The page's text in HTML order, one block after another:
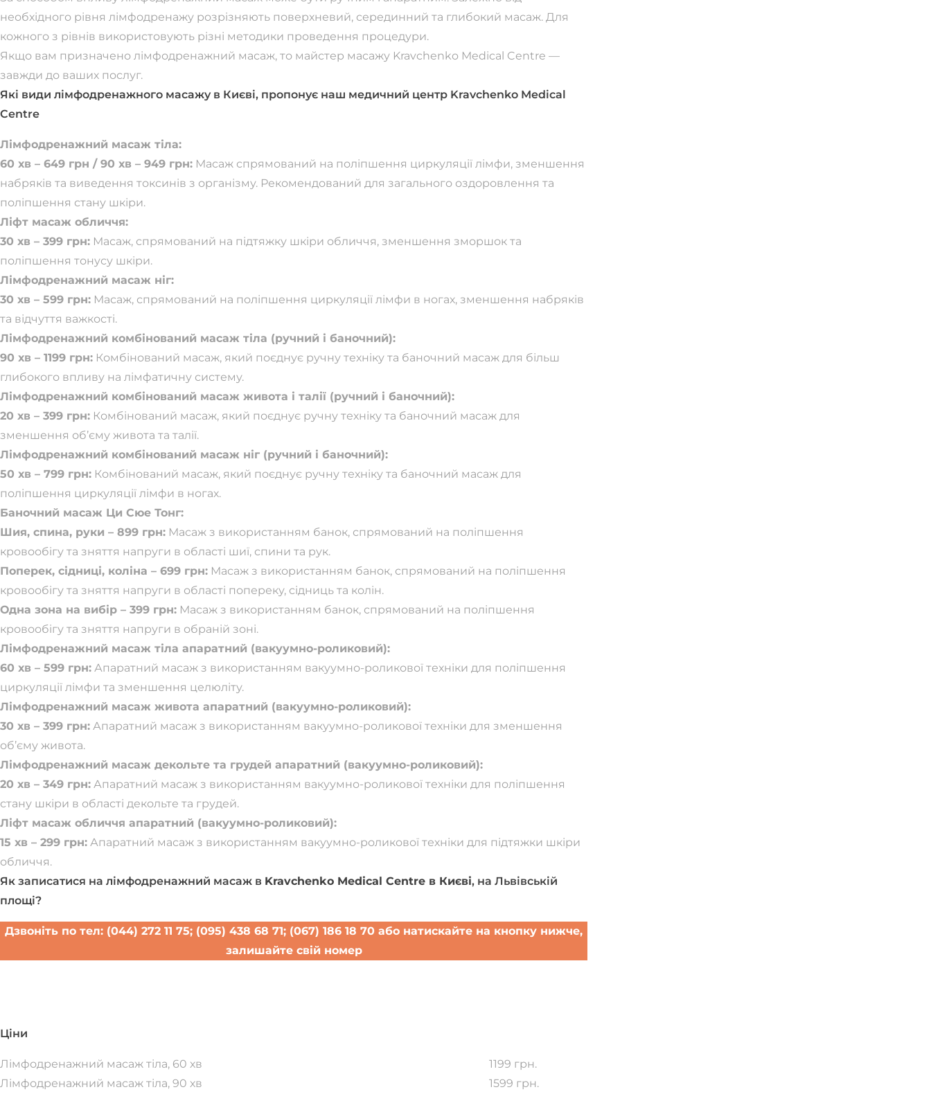
необхідного рівня лімфодренажу розрізняють поверхневий, серединний та глибокий масаж. Для
кожного з рівнів використовують різні методики проведення процедури.
Якщо вам призначено лімфодренажний масаж, то майстер масажу Kravchenko Medical Centre —
завжди до ваших послуг.
Які види лімфодренажного масажу в Києві, пропонує наш медичний центр Kravchenko Medical
Centre
Лімфодренажний масаж тіла:
60 хв – 649 грн / 90 хв – 949 грн: Масаж спрямований на поліпшення циркуляції лімфи, зменшення
набряків та виведення токсинів з організму. Рекомендований для загального оздоровлення та
поліпшення стану шкіри.
Ліфт масаж обличчя:
30 хв – 399 грн: Масаж, спрямований на підтяжку шкіри обличчя, зменшення зморшок та
поліпшення тонусу шкіри.
Лімфодренажний масаж ніг:
30 хв – 599 грн: Масаж, спрямований на поліпшення циркуляції лімфи в ногах, зменшення набряків
та відчуття важкості.
Лімфодренажний комбінований масаж тіла (ручний і баночний):
90 хв – 1199 грн: Комбінований масаж, який поєднує ручну техніку та баночний масаж для більш
глибокого впливу на лімфатичну систему.
Лімфодренажний комбінований масаж живота і талії (ручний і баночний):
20 хв – 399 грн: Комбінований масаж, який поєднує ручну техніку та баночний масаж для
зменшення об’єму живота та талії.
Лімфодренажний комбінований масаж ніг (ручний і баночний):
50 хв – 799 грн: Комбінований масаж, який поєднує ручну техніку та баночний масаж для
поліпшення циркуляції лімфи в ногах.
Баночний масаж Ци Сюе Тонг:
Шия, спина, руки – 899 грн: Масаж з використанням банок, спрямований на поліпшення
кровообігу та зняття напруги в області шиї, спини та рук.
Поперек, сідниці, коліна – 699 грн: Масаж з використанням банок, спрямований на поліпшення
кровообігу та зняття напруги в області попереку, сідниць та колін.
Одна зона на вибір – 399 грн: Масаж з використанням банок, спрямований на поліпшення
кровообігу та зняття напруги в обраній зоні.
Лімфодренажний масаж тіла апаратний (вакуумно-роликовий):
60 хв – 599 грн: Апаратний масаж з використанням вакуумно-роликової техніки для поліпшення
циркуляції лімфи та зменшення целюліту.
Лімфодренажний масаж живота апаратний (вакуумно-роликовий):
30 хв – 399 грн: Апаратний масаж з використанням вакуумно-роликової техніки для зменшення
об’єму живота.
Лімфодренажний масаж декольте та грудей апаратний (вакуумно-роликовий):
20 хв – 349 грн: Апаратний масаж з використанням вакуумно-роликової техніки для поліпшення
стану шкіри в області декольте та грудей.
Ліфт масаж обличчя апаратний (вакуумно-роликовий):
15 хв – 299 грн: Апаратний масаж з використанням вакуумно-роликової техніки для підтяжки шкіри
обличчя.
Як записатися на лімфодренажний масаж в Kravchenko Medical Centre в Києві, на Львівській
площі?
Дзвоніть по тел: (044) 272 11 75; (095) 438 68 71; (067) 186 18 70 або натискайте на кнопку нижче,
залишайте свій номер
Ціни
Лімфодренажний масаж тіла, 60 хв
1199 грн.
Лімфодренажний масаж тіла, 90 хв
1599 грн.